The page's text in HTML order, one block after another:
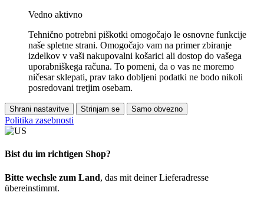
Vedno aktivno
Tehnično potrebni piškotki omogočajo le osnovne funkcije
naše spletne strani. Omogočajo vam na primer zbiranje
izdelkov v vaši nakupovalni košarici ali dostop do vašega
uporabniškega računa. To pomeni, da o vas ne moremo
ničesar sklepati, prav tako dobljeni podatki ne bodo nikoli
posredovani tretjim osebam.
Shrani nastavitve Strinjam se Samo obvezno
Politika zasebnosti
Bist du im richtigen Shop?
Bitte wechsle zum Land, das mit deiner Lieferadresse
übereinstimmt.